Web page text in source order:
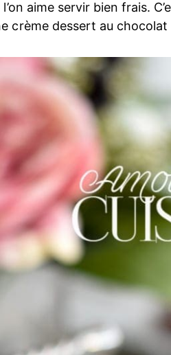
aime servir bien frais.
crème dessert au